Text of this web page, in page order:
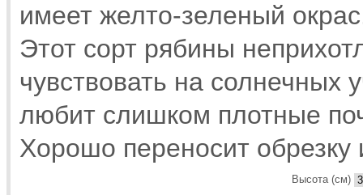
имеет желто-зеленый
Этот сорт рябины
чувствовать на солнечных
любит слишком плотные
Хорошо переносит
Высота (см)